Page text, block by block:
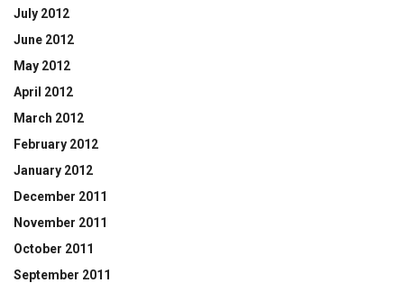
July 2012
June 2012
May 2012
April 2012
March 2012
February 2012
January 2012
December 2011
November 2011
October 2011
September 2011